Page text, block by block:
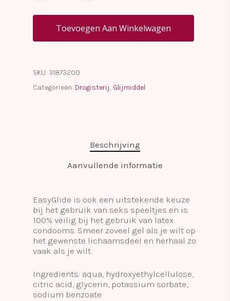
Toevoegen Aan Winkelwagen
SKU: 31873200
Categorieën: Drogisterij, Glijmiddel
Beschrijving
Aanvullende informatie
EasyGlide is ook een uitstekende keuze
bij het gebruik van seks speeltjes en is
100% veilig bij het gebruik van latex
condooms. Smeer zoveel gel als je wilt op
het gewenste lichaamsdeel en herhaal zo
vaak als je wilt.
Ingredients: aqua, hydroxyethylcellulose,
citric acid, glycerin, potassium sorbate,
sodium benzoate